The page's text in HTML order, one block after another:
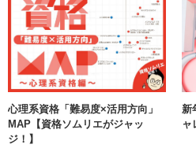
心理系資格「難易度×活用方向」
MAP【資格ソムリエがジャッ
ジ！】
新
ャ